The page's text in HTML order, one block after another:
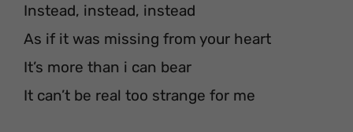
Instead, instead, instead
As if it was missing from your heart
It’s more than i can bear
It can’t be real too strange for me